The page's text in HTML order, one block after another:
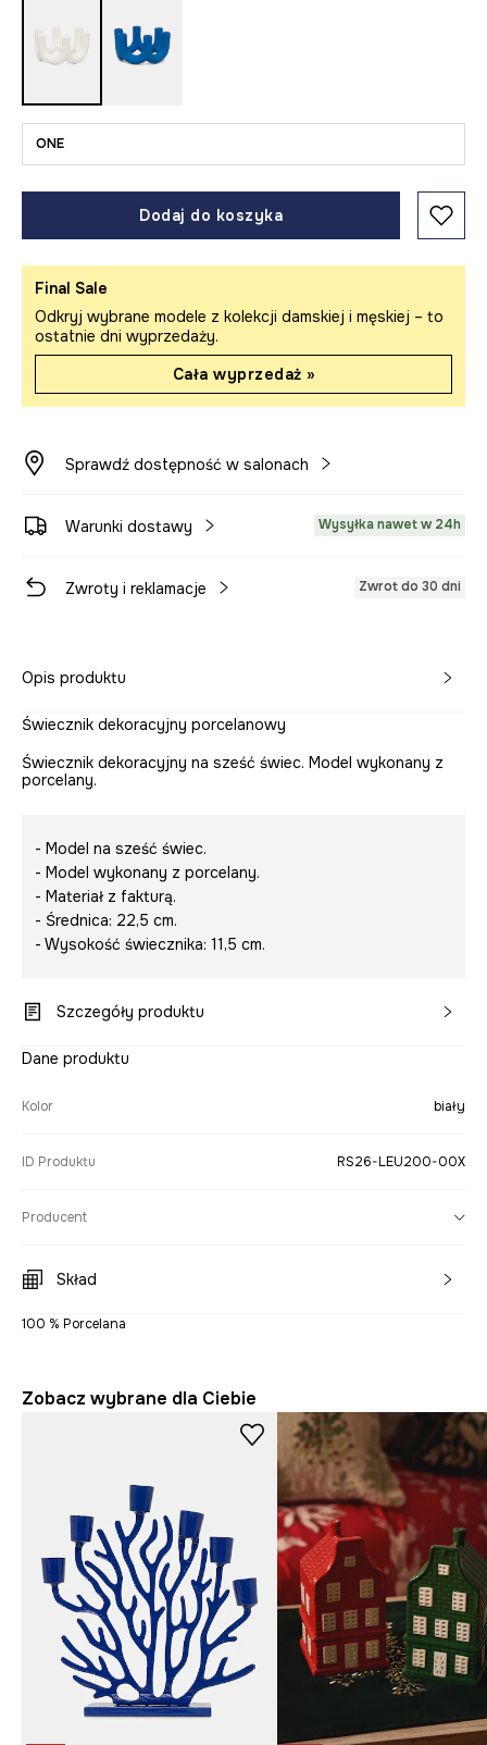
ONE
Dodaj do koszyka
Final Sale
Odkryj wybrane modele z kolekcji damskiej i męskiej – to
ostatnie dni wyprzedaży.
Cała wyprzedaż »
Sprawdź dostępność w salonach
Warunki dostawy Wysyłka nawet w 24h
Zwroty i reklamacje Zwrot do 30 dni
Opis produktu
Świecznik dekoracyjny porcelanowy
Świecznik dekoracyjny na sześć świec. Model wykonany z
porcelany.
- Model na sześć świec.
- Model wykonany z porcelany.
- Materiał z fakturą.
- Średnica: 22,5 cm.
- Wysokość świecznika: 11,5 cm.
Szczegóły produktu
Dane produktu
Kolor biały
ID Produktu RS26-LEU200-00X
Producent
Skład
100 % Porcelana
Zobacz wybrane dla Ciebie